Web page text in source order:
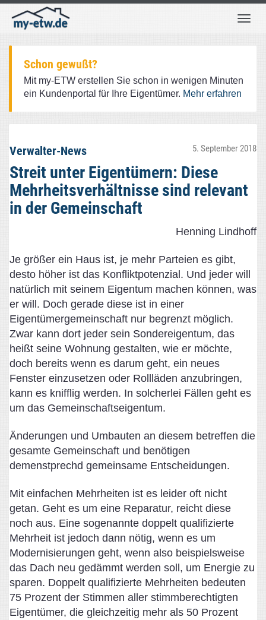
Schon gewußt?
Mit my-ETW erstellen Sie schon in wenigen Minuten
ein Kundenportal für Ihre Eigentümer. Mehr erfahren
Verwalter-News 5. September 2018
Streit unter Eigentümern: Diese
Mehrheitsverhältnisse sind relevant
in der Gemeinschaft
Henning Lindhoff
Je größer ein Haus ist, je mehr Parteien es gibt,
desto höher ist das Konfliktpotenzial. Und jeder will
natürlich mit seinem Eigentum machen können, was
er will. Doch gerade diese ist in einer
Eigentümergemeinschaft nur begrenzt möglich.
Zwar kann dort jeder sein Sondereigentum, das
heißt seine Wohnung gestalten, wie er möchte,
doch bereits wenn es darum geht, ein neues
Fenster einzusetzen oder Rollläden anzubringen,
kann es knifflig werden. In solcherlei Fällen geht es
um das Gemeinschaftseigentum.
Änderungen und Umbauten an diesem betreffen die
gesamte Gemeinschaft und benötigen
demenstprechd gemeinsame Entscheidungen.
Mit einfachen Mehrheiten ist es leider oft nicht
getan. Geht es um eine Reparatur, reicht diese
noch aus. Eine sogenannte doppelt qualifizierte
Mehrheit ist jedoch dann nötig, wenn es um
Modernisierungen geht, wenn also beispielsweise
das Dach neu gedämmt werden soll, um Energie zu
sparen. Doppelt qualifizierte Mehrheiten bedeuten
75 Prozent der Stimmen aller stimmberechtigten
Eigentümer, die gleichzeitig mehr als 50 Prozent